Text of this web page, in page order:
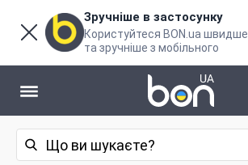
Зручніше в застосунку
Користуйтеся BON.ua швидше
та зручніше з мобільного